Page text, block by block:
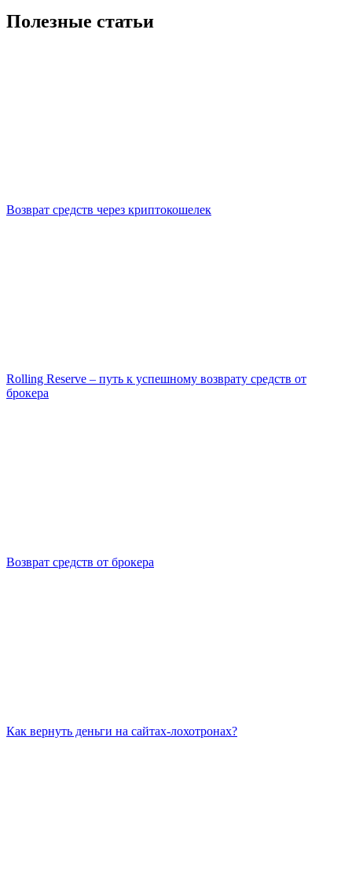
Полезные статьи
Возврат средств через криптокошелек
Rolling Reserve – путь к успешному возврату средств от
брокера
Возврат средств от брокера
Как вернуть деньги на сайтах-лохотронах?